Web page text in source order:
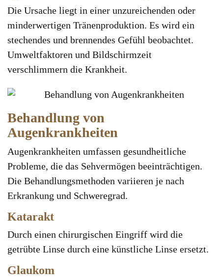
Die Ursache liegt in einer unzureichenden oder
minderwertigen Tränenproduktion. Es wird ein
stechendes und brennendes Gefühl beobachtet.
Umweltfaktoren und Bildschirmzeit
verschlimmern die Krankheit.
Behandlung von
Augenkrankheiten
Augenkrankheiten umfassen gesundheitliche
Probleme, die das Sehvermögen beeinträchtigen.
Die Behandlungsmethoden variieren je nach
Erkrankung und Schweregrad.
Katarakt
Durch einen chirurgischen Eingriff wird die
getrübte Linse durch eine künstliche Linse ersetzt.
Glaukom